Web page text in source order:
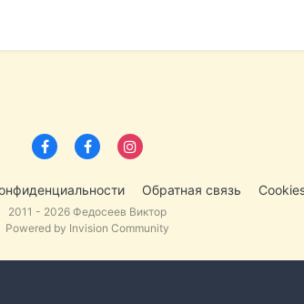
Обратная связь
2011 - 2026 Федосеев Виктор
Powered by Invision Community